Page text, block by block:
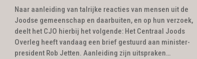
Naar aanleiding van talrijke reacties van mensen uit de
Joodse gemeenschap en daarbuiten, en op hun verzoek,
deelt het CJO hierbij het volgende: Het Centraal Joods
Overleg heeft vandaag een brief gestuurd aan minister-
president Rob Jetten. Aanleiding zijn uitspraken…